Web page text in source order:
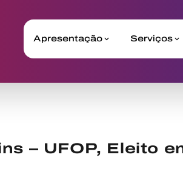
Apresentação Serviços
– UFOP, Eleito